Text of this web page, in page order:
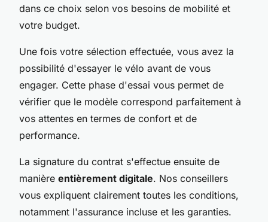
dans ce choix selon vos besoins de mobilité et
votre budget.
Une fois votre sélection effectuée, vous avez la
possibilité d'essayer le vélo avant de vous
engager. Cette phase d'essai vous permet de
vérifier que le modèle correspond parfaitement à
vos attentes en termes de confort et de
performance.
La signature du contrat s'effectue ensuite de
manière entièrement digitale. Nos conseillers
vous expliquent clairement toutes les conditions,
notamment l'assurance incluse et les garanties.